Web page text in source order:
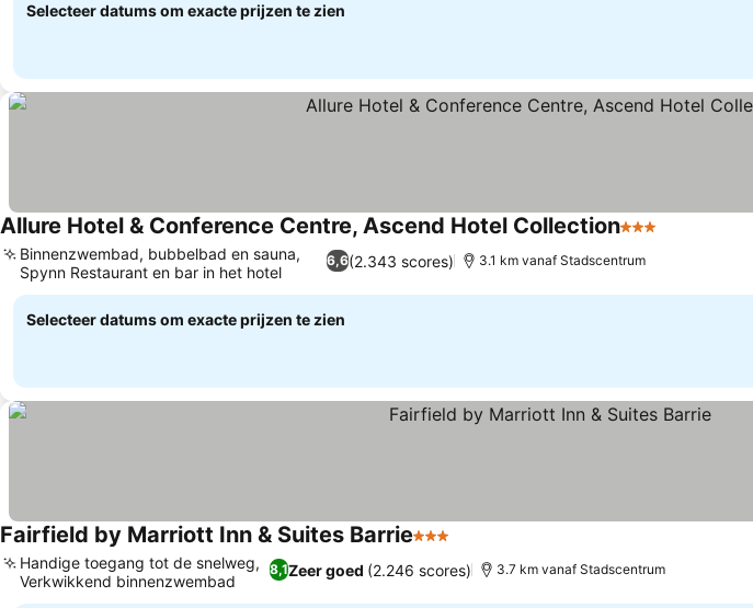
Selecteer datums om exacte prijzen te zien
Allure Hotel & Conference Centre, Ascend Hotel Collection3 Sterren
6,6(2.343 scores)
Binnenzwembad, bubbelbad en sauna,
Spynn Restaurant en bar in het hotel
3.1 km vanaf Stadscentrum
Selecteer datums om exacte prijzen te zien
Fairfield by Marriott Inn & Suites Barrie3 Sterren
8,1Zeer goed (2.246 scores)
Handige toegang tot de snelweg,
Verkwikkend binnenzwembad
3.7 km vanaf Stadscentrum